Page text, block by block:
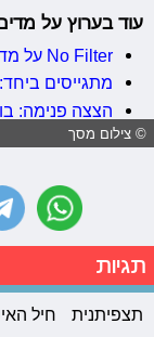
עוד בערוץ על
No Filter על מדים: כך נראה שירות של לוחם מעברים
מתגייסים
הצצה פנימה:
© צילום מסך
תגיות
תצפיתנית חיל